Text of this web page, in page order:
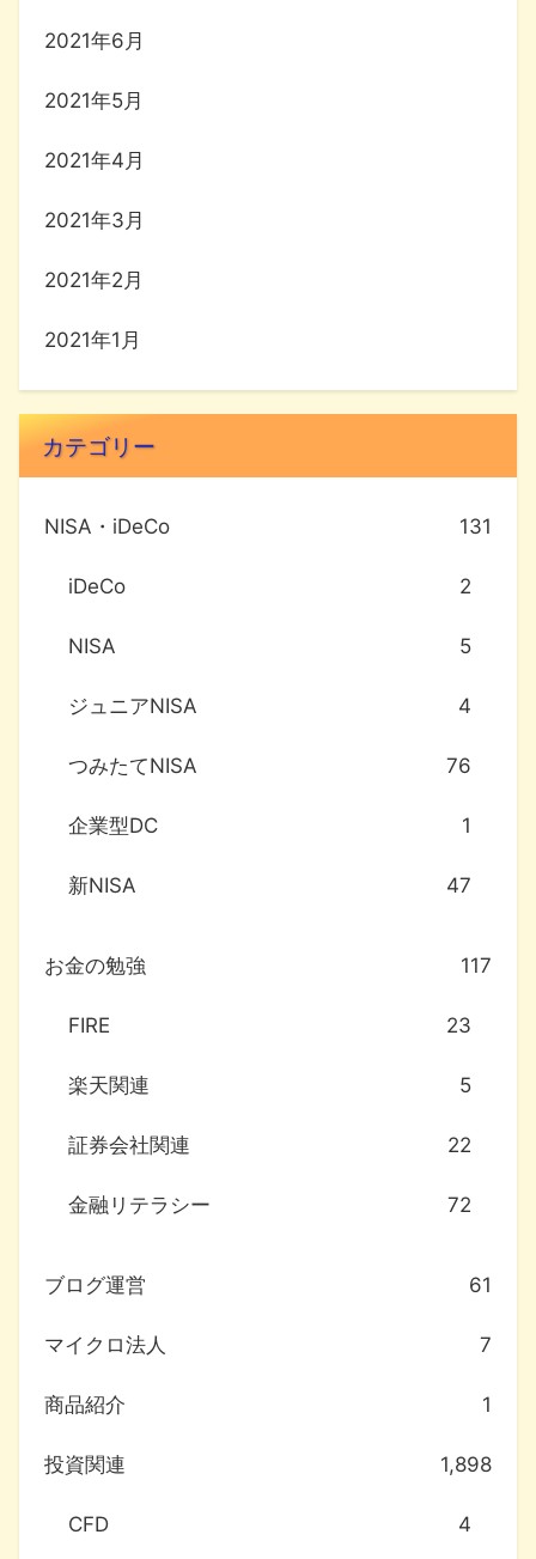
2021年6月
2021年5月
2021年4月
2021年3月
2021年2月
2021年1月
カテゴリー
NISA・iDeCo 131
iDeCo 2
NISA 5
ジュニアNISA 4
つみたてNISA 76
企業型DC 1
新NISA 47
お金の勉強 117
FIRE 23
楽天関連 5
証券会社関連 22
金融リテラシー 72
ブログ運営 61
マイクロ法人 7
商品紹介 1
投資関連 1,898
CFD 4